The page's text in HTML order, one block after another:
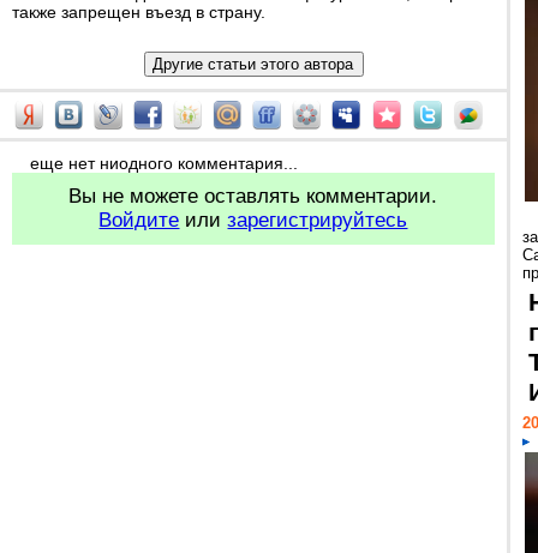
также запрещен въезд в страну.
еще нет ниодного комментария...
Вы не можете оставлять комментарии.
Войдите илизарегистрируйтесь